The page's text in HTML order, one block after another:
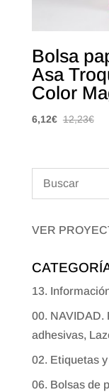
Bolsa
Asa
Color
6,12€ 12,23€
VER
13.
00. NAVIDAD.
adhesivas,
02. Etiquetas
06. Bolsas de